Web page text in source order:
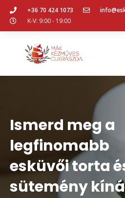
+36 70 424 1073
K-V: 9:00 - 19:00
Ismerd meg a
legfinomabb
esküvői torta
sütemény